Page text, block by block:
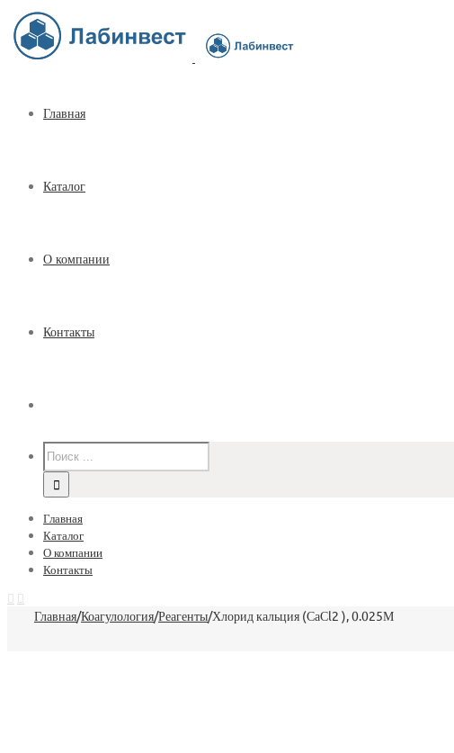
Главная
Каталог
О компании
Контакты
Главная
Каталог
О компании
Контакты
Главная/Коагулология/Реагенты/Хлорид кальция (СаСl2 ), 0.025М